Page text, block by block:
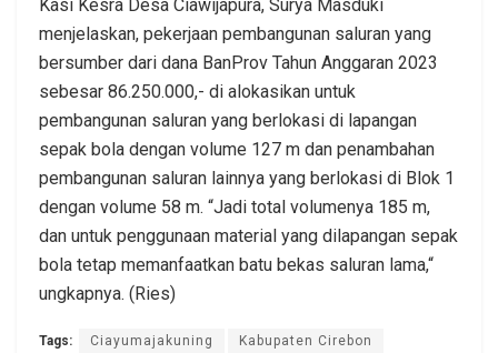
Kasi Kesra Desa Ciawijapura, Surya Masduki
menjelaskan, pekerjaan pembangunan saluran yang
bersumber dari dana BanProv Tahun Anggaran 2023
sebesar 86.250.000,- di alokasikan untuk
pembangunan saluran yang berlokasi di lapangan
sepak bola dengan volume 127 m dan penambahan
pembangunan saluran lainnya yang berlokasi di Blok 1
dengan volume 58 m. “Jadi total volumenya 185 m,
dan untuk penggunaan material yang dilapangan sepak
bola tetap memanfaatkan batu bekas saluran lama,“
ungkapnya. (Ries)
Tags: Ciayumajakuning Kabupaten Cirebon